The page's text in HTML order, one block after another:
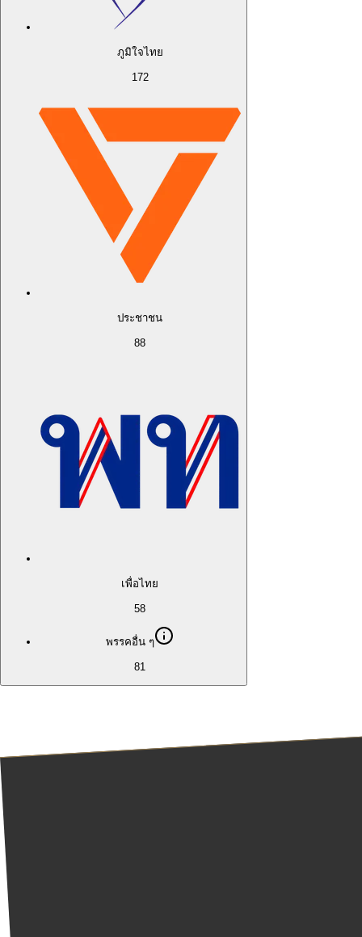
ภูมิใจไทย
172
ประชาชน
88
เพื่อไทย
58
พรรคอื่น ๆ
81